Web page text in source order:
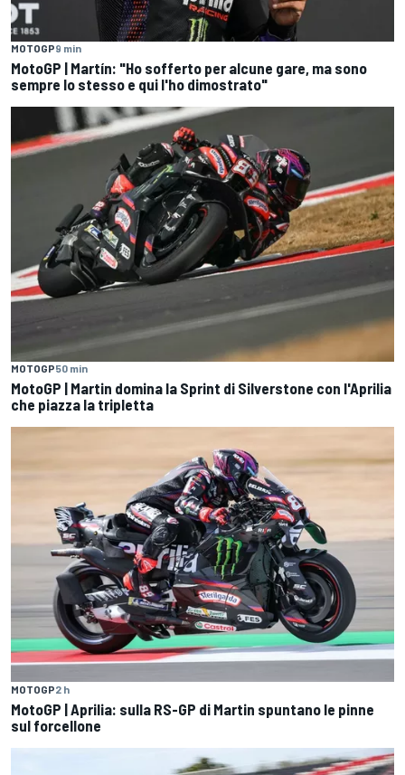
MOTOGP9 min
MotoGP | Martín: "Ho sofferto per alcune gare, ma sono
sempre lo stesso e qui l'ho dimostrato"
MOTOGP50 min
MotoGP | Martin domina la Sprint di Silverstone con l'Aprilia
che piazza la tripletta
MOTOGP2 h
MotoGP | Aprilia: sulla RS-GP di Martin spuntano le pinne
sul forcellone